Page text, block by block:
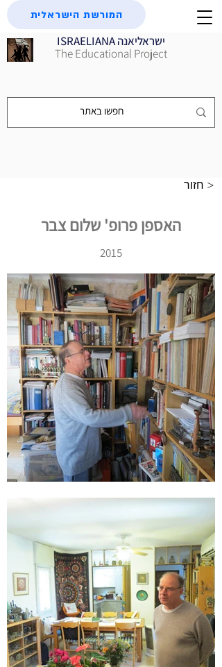
ISRAELIANA ישראליאנה
The Educational Project
המורשת הישראלית
חזור >
האספן פרופ' שלום צבר
2015